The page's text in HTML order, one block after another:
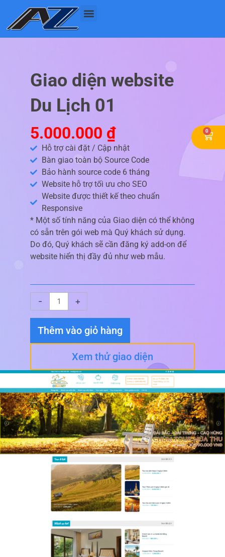
nội
Giao diện website
Du Lịch 01
5.000.000 ₫
Hỗ trợ cài đặt / Cập nhật
Bàn giao toàn bộ Source Code
Bảo hành source code 6 tháng
Website hỗ trợ tối ưu cho SEO
Website được thiết kế theo chuẩn
Responsive
* Một số tính năng của Giao diện có thể không
có sẵn trên gói web mà Quý khách sử dụng.
Do đó, Quý khách sẽ cần đăng ký add-on để
website hiển thị đầy đủ như web mẫu.
-
diện
Lịch
số
+
Thêm vào giỏ hàng
Xem thử giao diện
0
Cart